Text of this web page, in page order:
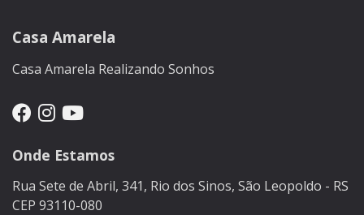
Casa Amarela
Casa Amarela Realizando Sonhos
Onde Estamos
Rua Sete de Abril, 341, Rio dos Sinos, São Leopoldo - RS
CEP 93110-080